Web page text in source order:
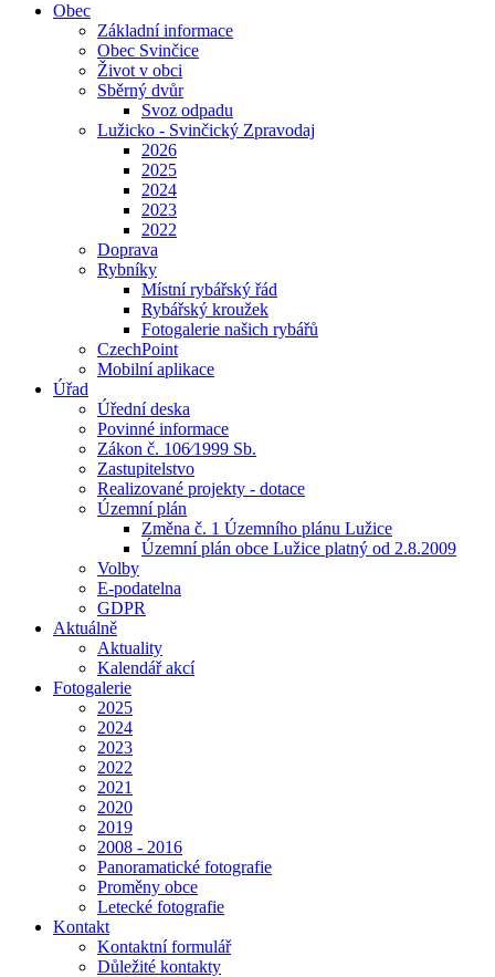
Obec
Základní informace
Obec Svinčice
Život v obci
Sběrný dvůr
Svoz odpadu
Lužicko - Svinčický Zpravodaj
2026
2025
2024
2023
2022
Doprava
Rybníky
Místní rybářský řád
Rybářský kroužek
Fotogalerie našich rybářů
CzechPoint
Mobilní aplikace
Úřad
Úřední deska
Povinné informace
Zákon č. 106⁄1999 Sb.
Zastupitelstvo
Realizované projekty - dotace
Územní plán
Změna č. 1 Územního plánu Lužice
Územní plán obce Lužice platný od 2.8.2009
Volby
E-podatelna
GDPR
Aktuálně
Aktuality
Kalendář akcí
Fotogalerie
2025
2024
2023
2022
2021
2020
2019
2008 - 2016
Panoramatické fotografie
Proměny obce
Letecké fotografie
Kontakt
Kontaktní formulář
Důležité kontakty